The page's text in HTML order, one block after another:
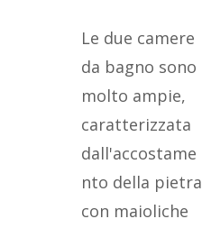
Le due camere
da bagno sono
molto ampie,
caratterizzata
dall'accostame
nto della pietra
con maioliche